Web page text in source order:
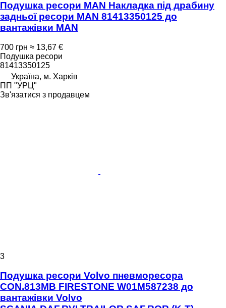
Подушка ресори MAN Накладка під драбину
задньої ресори MAN 81413350125 до
вантажівки MAN
700 грн ≈ 13,67 €
Подушка ресори
81413350125
Україна, м. Харків
ПП "УРЦ"
Зв'язатися з продавцем
3
Подушка ресори Volvo пневморесора
CON.813MB FIRESTONE W01M587238 до
вантажівки Volvo